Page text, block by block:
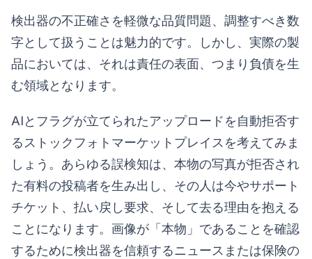
検出器の不正確さを軽微な品質問題、調整すべき数
字として扱うことは魅力的です。しかし、実際の製
品においては、それは責任の表面、つまり負債を生
む領域となります。
AIとフラグが立てられたアップロードを自動拒否す
るストックフォトマーケットプレイスを考えてみま
しょう。あらゆる誤検知は、本物の写真が拒否され
た有料の投稿者を生み出し、その人は今やサポート
チケット、払い戻し要求、そして去る理由を抱える
ことになります。画像が「本物」であることを確認
するために検出器を信頼するニュースまたは保険の